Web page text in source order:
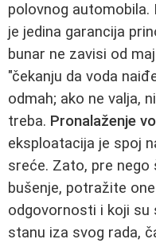
polovnog automobila.
je jedina garancija
bunar ne zavisi od
"čekanju da voda
odmah; ako ne valja,
treba. Pronalaženje
eksploatacija je spoj
sreće. Zato, pre
bušenje, potražite
odgovornosti i koji su
stanu iza svog rada,